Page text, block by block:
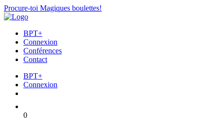
Procure-toi Magiques boulettes!
BPT+
Connexion
Conférences
Contact
BPT+
Connexion
0